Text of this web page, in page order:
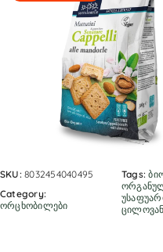
SKU:8032454040495
Category:
ორცხობილები
Tags: